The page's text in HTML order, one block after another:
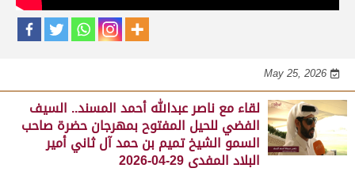
لقاء مع جابر بن سالم بن فاران.. مضمر هجن الشحانية الفائز
بالسيف الذهبي للحيل المفتوح بميدان الوثبة 22-05-2026
May 25, 2026
لقاء مع ناصر عبدالله أحمد المسند.. السيف
الفضي للحيل المفتوح بمهرجان حضرة صاحب
السمو الشيخ تميم بن حمد آل ثاني أمير
البلاد المفدى 29-04-2026